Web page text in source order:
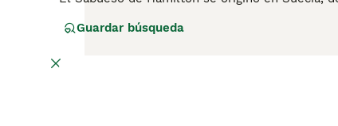
hermoso perro. Fueron criados para cazar
consejos de compra de Sabueso de Hamilton
Guardar búsqueda